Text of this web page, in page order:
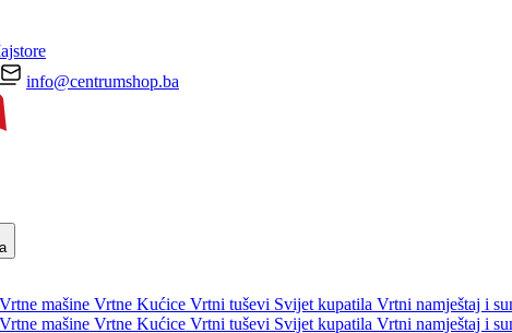
info@centrumshop.ba
Vrtne mašine Vrtne Kućice Vrtni tuševi Svijet kupatila Vrtni namještaj i
Vrtne mašine Vrtne Kućice Vrtni tuševi Svijet kupatila Vrtni namještaj i